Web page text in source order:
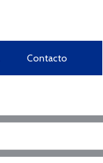
Contacto